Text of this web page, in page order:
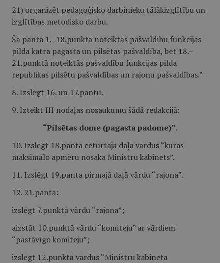
21) organizēt pedagoģisko darbinieku tālākizglītību un
izglītības metodisko darbu.
Šā panta 1.–18.punktā noteiktās pašvaldību funkcijas
pilda katra pagasta un pilsētas pašvaldība, bet 18.–
21.punktā noteiktās pašvaldību funkcijas pilda
republikas pilsētu pašvaldības un rajonu pašvaldības.”
8. Izslēgt 16. un 17.pantu.
9. Izteikt III nodaļas nosaukumu šādā redakcijā:
“Pilsētas dome (pagasta padome)”.
10. Izslēgt 18.panta ceturtajā daļā vārdus “kuras
maksimālo apmēru nosaka Ministru kabinets”.
11. Izslēgt 19.panta pirmajā daļā vārdu “rajona”.
12. 21.pantā:
izslēgt 7.punktā vārdu “rajona”;
aizstāt 10.punktā vārdu “komiteju” ar vārdiem
“pastāvīgo komiteju”;
izslēgt 12.punktā vārdus “Ministru kabineta